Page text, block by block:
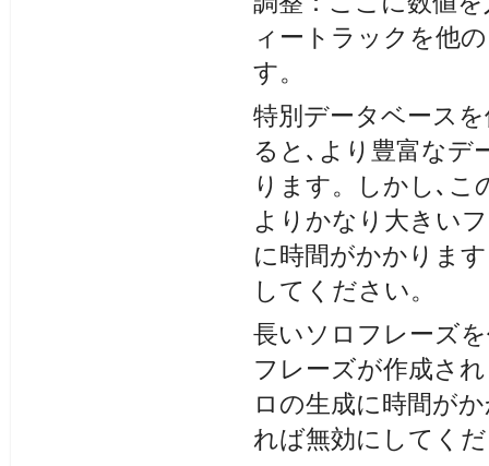
ィートラックを他
す。
特別データベース
ると､より豊富なデ
ります。しかし､こ
よりかなり大きい
に時間がかかりま
してください。
長いソロフレーズ
フレーズが作成さ
ロの生成に時間が
れば無効にしてく